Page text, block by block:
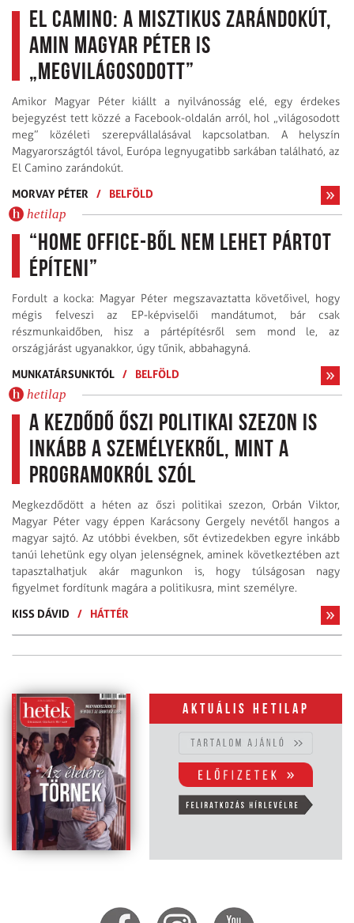
El Camino: a misztikus zarándokút,
amin Magyar Péter is
„megvilágosodott”
Amikor Magyar Péter kiállt a nyilvánosság elé, egy érdekes
bejegyzést tett közzé a Facebook-oldalán arról, hol „világosodott
meg” közéleti szerepvállalásával kapcsolatban. A helyszín
Magyarországtól távol, Európa legnyugatibb sarkában található, az
El Camino zarándokút.
MORVAY PÉTER
/ BELFÖLD
hetilap
“Home office-ből nem lehet pártot
építeni”
Fordult a kocka: Magyar Péter megszavaztatta követőivel, hogy
mégis felveszi az EP-képviselői mandátumot, bár csak
részmunkaidőben, hisz a pártépítésről sem mond le, az
országjárást ugyanakkor, úgy tűnik, abbahagyná.
MUNKATÁRSUNKTÓL / BELFÖLD
hetilap
A kezdődő őszi politikai szezon is
inkább a személyekről, mint a
programokról szól
Megkezdődött a héten az őszi politikai szezon, Orbán Viktor,
Magyar Péter vagy éppen Karácsony Gergely nevétől hangos a
magyar sajtó. Az utóbbi években, sőt évtizedekben egyre inkább
tanúi lehetünk egy olyan jelenségnek, aminek következtében azt
tapasztalhatjuk akár magunkon is, hogy túlságosan nagy
figyelmet fordítunk magára a politikusra, mint személyre.
KISS DÁVID
/ HÁTTÉR
Aktuális hetilap